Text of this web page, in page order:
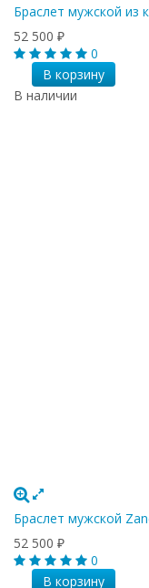
Браслет мужской из
52 500 ₽
0
В корзину
В наличии
Браслет мужской
52 500 ₽
0
В корзину